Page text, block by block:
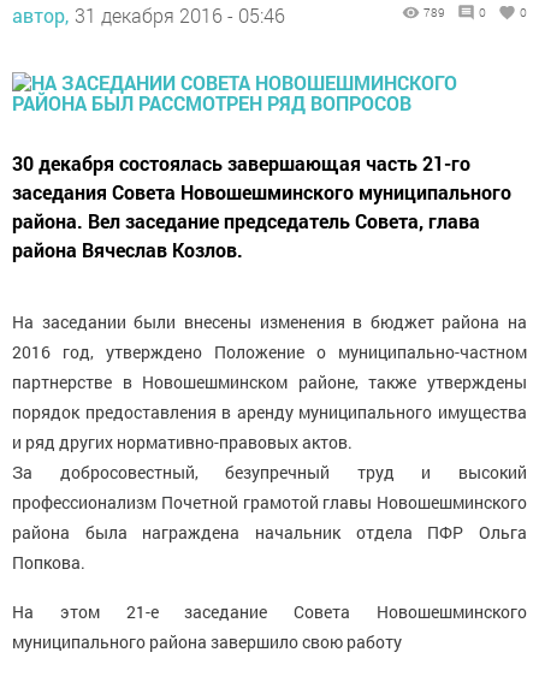
автор, 31 декабря 2016 - 05:46 789 0 0
30 декабря состоялась завершающая часть 21-го
заседания Совета Новошешминского муниципального
района. Вел заседание председатель Совета, глава
района Вячеслав Козлов.
На заседании были внесены изменения в бюджет района на
2016 год, утверждено Положение о муниципально-частном
партнерстве в Новошешминском районе, также утверждены
порядок предоставления в аренду муниципального имущества
и ряд других нормативно-правовых актов.
За добросовестный, безупречный труд и высокий
профессионализм Почетной грамотой главы Новошешминского
района была награждена начальник отдела ПФР Ольга
Попкова.
На этом 21-е заседание Совета Новошешминского
муниципального района завершило свою работу